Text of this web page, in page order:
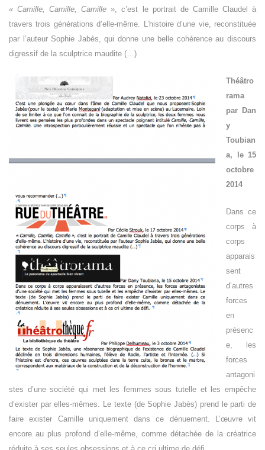
« Camille, Camille, Camille » , c’est le portrait de Camille Claudel à
travers trois générations d’elle-même. L’histoire d’une vie, reconstituée
par l’auteur Sophie Jabès, qui donne une belle cohérence au discours
digressif de la sculptrice maudite (…)
Théâtro
rama
par Dan
y
Toubian
a, le 15
octobre
2014
Dans ce
corps à
corps
apparais
sent
d’autres
forces
en
présenc
e, les
forces
antagoni
stes d’une société qui met les femmes sous tutelle et les empêche
d’exister par elles-mêmes. Le texte (de Sophie Jabès) prend le parti de
faire exister Camille uniquement dans ce dénuement. L’œuvre vit
encore au plus profond d’elle-même, comme détachée de la créatrice